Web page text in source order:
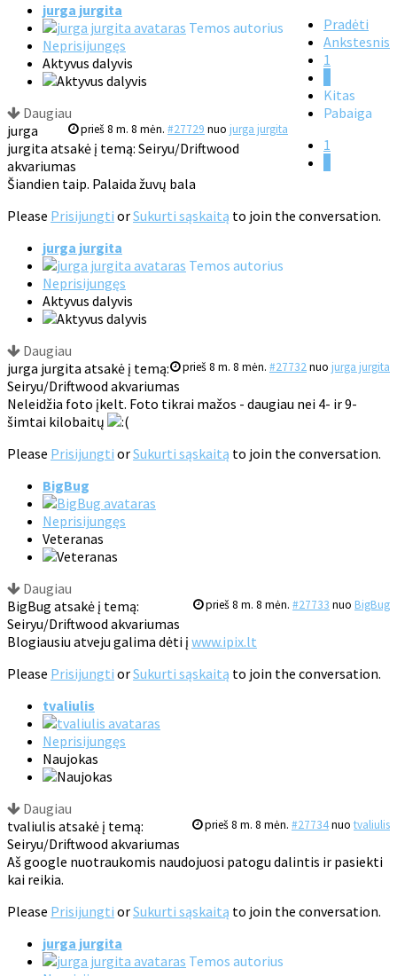
Pradėti
Ankstesnis
1
Kitas
Pabaiga
1
jurga jurgita
Temos autorius
Neprisijungęs
Aktyvus dalyvis
Daugiau
prieš 8 m. 8 mėn. #27729 nuo jurga jurgita
jurga
jurgita atsakė į temą: Seiryu/Driftwood
akvariumas
Šiandien taip. Palaida žuvų bala
Please Prisijungti orSukurti sąskaitą to join the conversation.
jurga jurgita
Temos autorius
Neprisijungęs
Aktyvus dalyvis
Daugiau
prieš 8 m. 8 mėn. #27732nuo jurga jurgita
jurga jurgita atsakė į temą:
Seiryu/Driftwood akvariumas
Neleidžia foto įkelt. Foto tikrai mažos - daugiau nei 4- ir 9-
šimtai kilobaitų
Please Prisijungti orSukurti sąskaitą to join the conversation.
BigBug
Neprisijungęs
Veteranas
Daugiau
prieš 8 m. 8 mėn. #27733 nuo BigBug
BigBug atsakė į temą:
Seiryu/Driftwood akvariumas
Blogiausiu atveju galima dėti į www.ipix.lt
Please Prisijungti orSukurti sąskaitą to join the conversation.
tvaliulis
Neprisijungęs
Naujokas
Daugiau
prieš 8 m. 8 mėn. #27734nuo tvaliulis
tvaliulis atsakė į temą:
Seiryu/Driftwood akvariumas
Aš google nuotraukomis naudojuosi patogu dalintis ir pasiekti
kai reikia.
Please Prisijungti orSukurti sąskaitą to join the conversation.
jurga jurgita
Temos autorius